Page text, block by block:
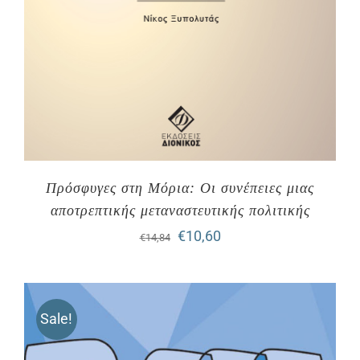
Πρόσφυγες στη Μόρια: Οι συνέπειες μιας
αποτρεπτικής μεταναστευτικής πολιτικής
€14,84
Original
was:
€14,84.
€10,60Η
€10,60.
Sale!